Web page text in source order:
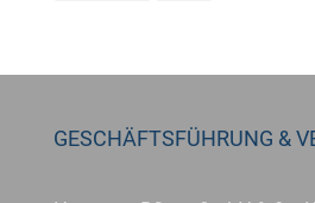
GESCHÄFTSFÜHRUNG &